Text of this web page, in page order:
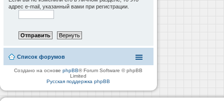
адрес e-mail, указанный вами при регистрации.
Список форумов
Создано на основеphpBB® Forum Software © phpBB
Limited
Русская поддержка phpBB